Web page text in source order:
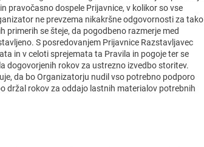
pravočasno dospele Prijavnice, v kolikor so vse
ne prevzema nikakršne odgovornosti za tako
primerih se šteje, da pogodbeno razmerje med
S posredovanjem Prijavnice Razstavljavec
in v celoti sprejemata ta Pravila in pogoje ter se
dogovorjenih rokov za ustrezno izvedbo storitev.
da bo Organizatorju nudil vso potrebno podporo
držal rokov za oddajo lastnih materialov potrebnih